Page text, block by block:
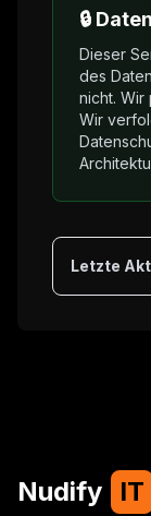
🔒
Dieser
des
nicht. Wir
Wir
Letzte
Nudify IT